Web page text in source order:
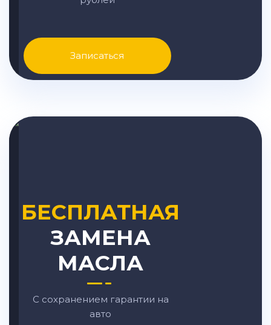
Записаться
БЕСПЛАТНАЯ
ЗАМЕНА
МАСЛА
С сохранением гарантии на
авто